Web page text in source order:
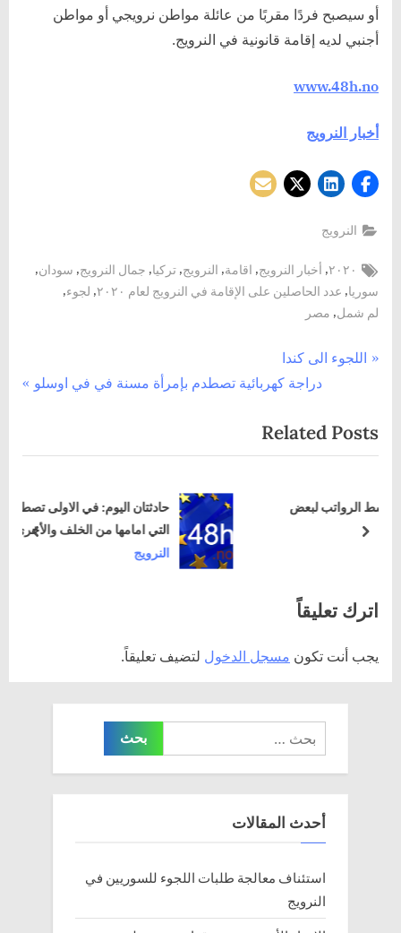
أو سيصبح فردًا مقربًا من عائلة مواطن نرويجي أو مواطن
أجنبي لديه إقامة قانونية في النرويج.
www.48h.no
أخبار النرويج
النرويج
Tags:
٢٠٢٠, أخبار النرويج, اقامة, النرويج,تركيا, جمال النرويج, سودان,
سوريا, عدد الحاصلين على الإقامة في النرويج لعام ٢٠٢٠ , لجوء,
لم شمل, مصر
تصفّح
المقالات
P
v
i
u
s
s
:
اللجوء الى كندا
N
x
t
o
دراجة كهربائية تصطدم بإمرأة مسنة في في اوسلو
Related Posts
حادثتان اليوم: في الاولى تصطدم السيارة بالسيارة
التي امامها من الخلف والأخرى ىسيارة تصطدم prev next
اترك تعليقاً
يجب أنت تكون مسجل الدخول لتضيف تعليقاً.
عن:
أحدث المقالات
استئناف معالجة طلبات اللجوء للسوريين في
النرويج